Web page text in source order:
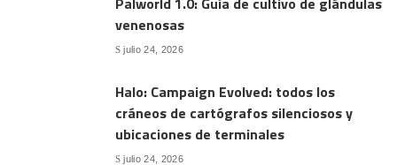
venenosas
julio 24, 2026
Halo: Campaign Evolved: todos los
cráneos de cartógrafos silenciosos y
ubicaciones de terminales
julio 24, 2026